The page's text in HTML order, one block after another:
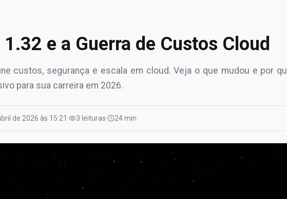
e a Guerra de Custos Cloud
custos, segurança e escala em cloud. Veja o que mudou e por
para sua carreira em 2026.
de 2026 às 15:21 · 3 leituras· 24 min